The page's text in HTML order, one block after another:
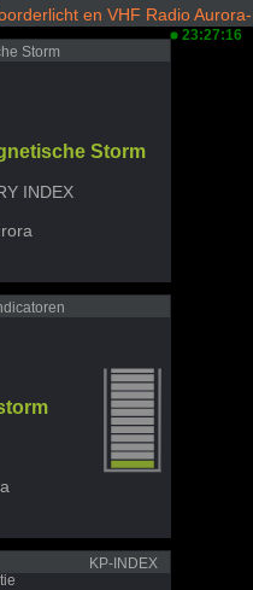
en VHF Radio Aurora-
23:27:16
Storm
Storm
INDEX
KP-INDEX